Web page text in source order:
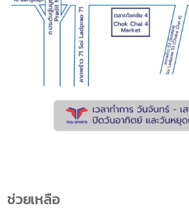
ช่วยเหลือ